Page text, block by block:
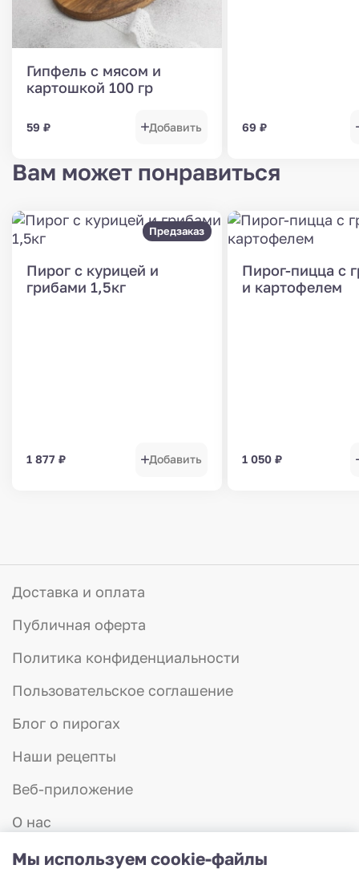
Гипфель с мясом и
картошкой 100 гр
59 ₽ Добавить 69 ₽
Вам может понравиться
Предзаказ
Пирог с курицей и
грибами 1,5кг
1 877 ₽ Добавить
Пирог-пицца с
и картофелем
1 050 ₽
Доставка и оплата
Публичная оферта
Политика конфиденциальности
Пользовательское соглашение
Блог о пирогах
Наши рецепты
Веб-приложение
О нас
Отзывы
Мы используем cookie-файлы